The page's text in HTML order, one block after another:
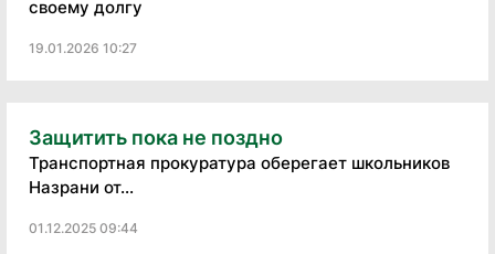
своему долгу
19.01.2026 10:27
Защитить пока не поздно
Транспортная прокуратура оберегает школьников
Назрани от...
01.12.2025 09:44